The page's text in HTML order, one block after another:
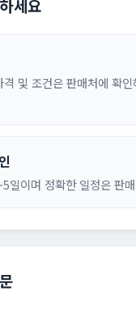
세요
및 조건은 판매처에 확
일이며 정확한 일정은 판